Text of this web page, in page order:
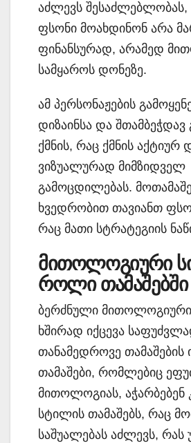
აძლევს შესაძლებლობას,
ფსონი მოახდინონ არა
ფინანსურად, არამედ
სამყაროს დონეზე.
ამ პერსონაჟების
დიზაინსა და შთამბეჭდავ
ქმნის, რაც ქმნის აქტიურ
ვიზუალურად მიმზიდველ
გამოცდილებას.
ხვედრობით თავიანთ
რაც მათი სტრატეგიის
მითოლოგიური
როლი თამაშებში
ბერძნული მითოლოგიური
ხშირად იქცევა
თანამედროვე თამაშების
თამაშები, რომლებიც
მითოლოგიას, აჭარბებენ
სტილის თამაშებს, რაც
საშუალებას აძლევს, რას